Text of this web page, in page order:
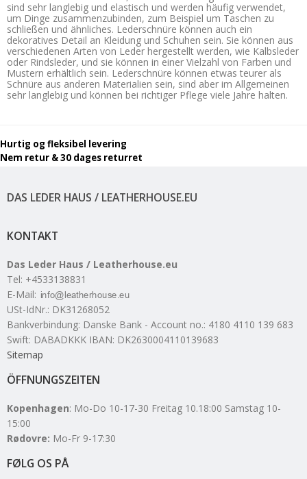
sind sehr langlebig und elastisch und werden häufig verwendet,
um Dinge zusammenzubinden, zum Beispiel um Taschen zu
schließen und ähnliches. Lederschnüre können auch ein
dekoratives Detail an Kleidung und Schuhen sein. Sie können aus
verschiedenen Arten von Leder hergestellt werden, wie Kalbsleder
oder Rindsleder, und sie können in einer Vielzahl von Farben und
Mustern erhältlich sein. Lederschnüre können etwas teurer als
Schnüre aus anderen Materialien sein, sind aber im Allgemeinen
sehr langlebig und können bei richtiger Pflege viele Jahre halten.
DAS LEDER HAUS / LEATHERHOUSE.EU
KONTAKT
Das Leder Haus / Leatherhouse.eu
Tel: +4533138831
E-Mail:
USt-IdNr.: DK31268052
Bankverbindung: Danske Bank - Account no.: 4180 4110 139 683
Swift: DABADKKK IBAN: DK2630004110139683
Sitemap
ÖFFNUNGSZEITEN
Kopenhagen: Mo-Do 10-17-30 Freitag 10.18:00 Samstag 10-
15:00
Rødovre: Mo-Fr 9-17:30
FØLG OS PÅ
Hurtig og fleksibel levering
Nem retur & 30 dages returret